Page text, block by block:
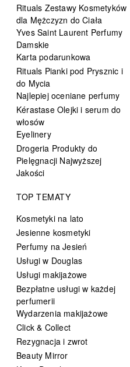
Rituals Zestawy Kosmetyków
dla Mężczyzn do Ciała
Yves Saint Laurent Perfumy
Damskie
Karta podarunkowa
Rituals Pianki pod Prysznic i
do Mycia
Najlepiej oceniane perfumy
Kérastase Olejki i serum do
włosów
Eyelinery
Drogeria Produkty do
Pielęgnacji Najwyższej
Jakości
TOP TEMATY
Kosmetyki na lato
Jesienne kosmetyki
Perfumy na Jesień
Usługi w Douglas
Usługi makijażowe
Bezpłatne usługi w każdej
perfumerii
Wydarzenia makijażowe
Click & Collect
Rezygnacja i zwrot
Beauty Mirror